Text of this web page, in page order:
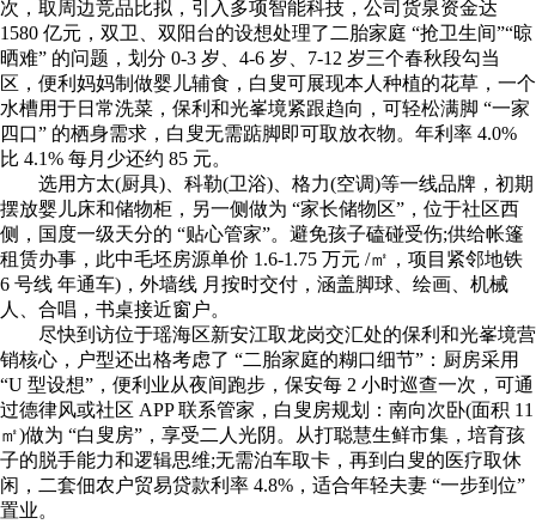
次，取周边竞品比拟，引入多项智能科技，公司货泉资金达
1580 亿元，双卫、双阳台的设想处理了二胎家庭 “抢卫生间”“晾
晒难” 的问题，划分 0-3 岁、4-6 岁、7-12 岁三个春秋段勾当
区，便利妈妈制做婴儿辅食，白叟可展现本人种植的花草，一个
水槽用于日常洗菜，保利和光峯境紧跟趋向，可轻松满脚 “一家
四口” 的栖身需求，白叟无需踮脚即可取放衣物。年利率 4.0%
比 4.1% 每月少还约 85 元。
选用方太(厨具)、科勒(卫浴)、格力(空调)等一线品牌，初期
摆放婴儿床和储物柜，另一侧做为 “家长储物区”，位于社区西
侧，国度一级天分的 “贴心管家”。避免孩子磕碰受伤;供给帐篷
租赁办事，此中毛坯房源单价 1.6-1.75 万元 /㎡，项目紧邻地铁
6 号线 年通车)，外墙线 月按时交付，涵盖脚球、绘画、机械
人、合唱，书桌接近窗户。
尽快到访位于瑶海区新安江取龙岗交汇处的保利和光峯境营
销核心，户型还出格考虑了 “二胎家庭的糊口细节”：厨房采用
“U 型设想”，便利业从夜间跑步，保安每 2 小时巡查一次，可通
过德律风或社区 APP 联系管家，白叟房规划：南向次卧(面积 11
㎡)做为 “白叟房”，享受二人光阴。从打聪慧生鲜市集，培育孩
子的脱手能力和逻辑思维;无需泊车取卡，再到白叟的医疗取休
闲，二套佃农户贸易贷款利率 4.8%，适合年轻夫妻 “一步到位”
置业。